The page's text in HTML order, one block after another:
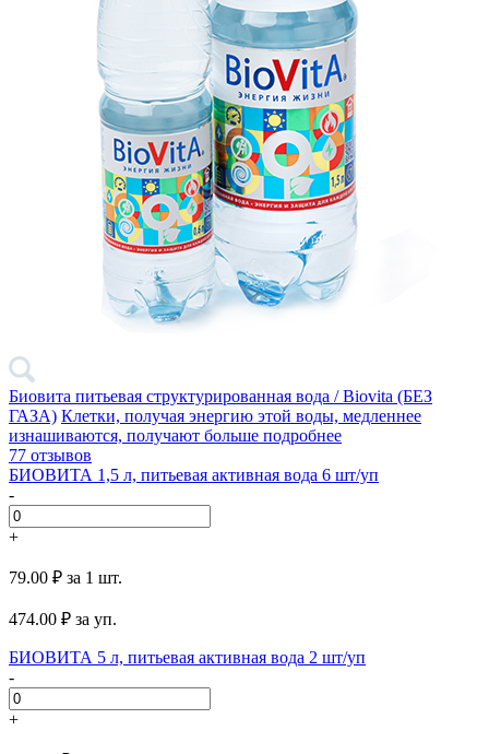
Биовита питьевая структурированная вода / Biovita (БЕЗ
ГАЗА) Клетки, получая энергию этой воды, медленнее
изнашиваются, получают больше подробнее
77 отзывов
БИОВИТА 1,5 л, питьевая активная вода 6 шт/уп
-
+
79.00 ₽ за 1 шт.
474.00 ₽ за уп.
БИОВИТА 5 л, питьевая активная вода 2 шт/уп
-
+